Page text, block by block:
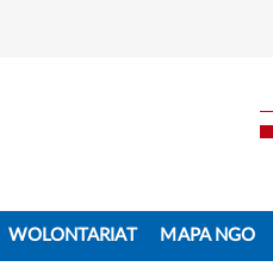
WOLONTARIAT MAPA NGO